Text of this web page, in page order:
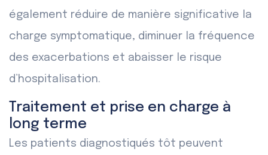
également réduire de manière significative la
charge symptomatique, diminuer la fréquence
des exacerbations et abaisser le risque
d’hospitalisation.
Traitement et prise en charge à
long terme
Les patients diagnostiqués tôt peuvent